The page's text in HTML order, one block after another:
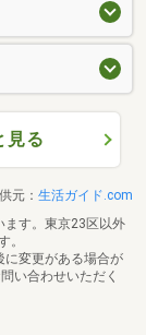
見る
元： 生活ガイド.com
ます。東京23区以外
。
に変更がある場合が
い合わせいただく